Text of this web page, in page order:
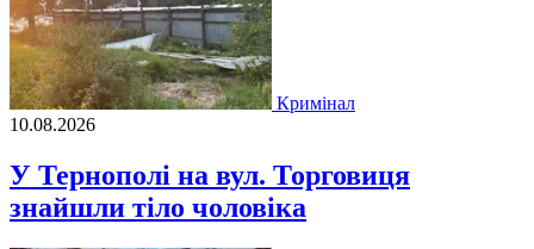
Кримінал
10.08.2026
У Тернополі на вул. Торговиця
знайшли тіло чоловіка